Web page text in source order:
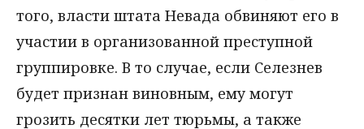
того, власти штата Невада обвиняют его в
участии в организованной преступной
группировке. В то случае, если Селезнев
будет признан виновным, ему могут
грозить десятки лет тюрьмы, а также